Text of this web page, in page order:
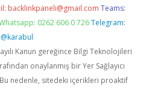
backlinkpaneli@gmail.com Teams:
0262 606 0 726 Telegram:
@karabul
Kanun gereğince Bilgi Teknolojileri
onaylanmış bir Yer Sağlayıcı
nedenle, sitedeki içerikleri proaktif